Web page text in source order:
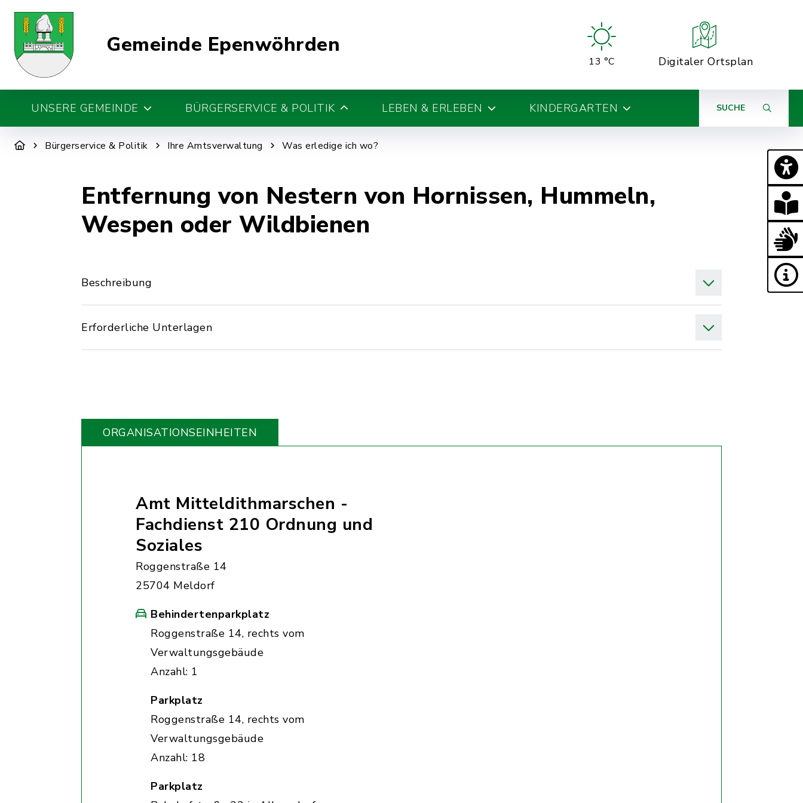
Gemeinde Epenwöhrden
13 °C Digitaler Ortsplan
UNSERE GEMEINDE BÜRGERSERVICE & POLITIK LEBEN & ERLEBEN KINDERGARTEN SUCHE
Bürgerservice & Politik Ihre Amtsverwaltung Was erledige ich wo?
Entfernung von Nestern von Hornissen, Hummeln,
Wespen oder Wildbienen
Beschreibung
Erforderliche Unterlagen
ORGANISATIONS­EINHEITEN
Amt Mitteldithmarschen -
Fachdienst 210 Ordnung und
Soziales
Roggenstraße 14
25704 Meldorf
Behindertenparkplatz
Roggenstraße 14, rechts vom
Verwaltungsgebäude
Anzahl: 1
Parkplatz
Roggenstraße 14, rechts vom
Verwaltungsgebäude
Anzahl: 18
Parkplatz